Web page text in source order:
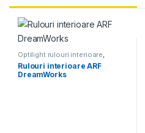
Optilight rulouri interioare
Rulouri Fakro ,Rulouri Optilight
Rulouri interioare ARF
DreamWorks